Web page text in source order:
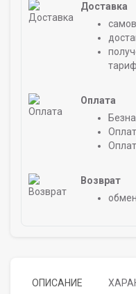
Доставка
Оплата
Возврат
ОПИСАНИЕ